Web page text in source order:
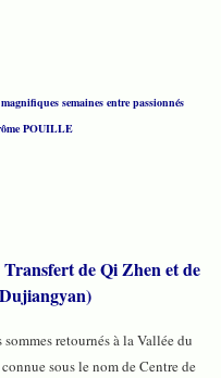
semaines entre passionnés
POUILLE
de Qi Zhen et de
retournés à la Vallée du
sous le nom de Centre de